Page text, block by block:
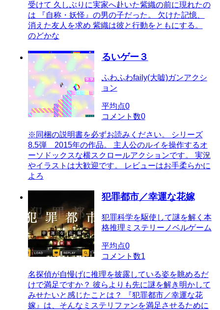
受けて 久しぶりに実家へ赴いた紫織の前に現れたの
は 『自称・妖怪』の男の子だった。 欠けた記憶、
消えた友人を求め 紫織は彼と行動をともにする。
のどかな
るいゲー３
ふわふわfaily(大嘘)ガンアクシ
ョン
平均点0
コメント数0
※同梱の説明書を必ずお読みください。 シリーズ
8.5弾 2015年の作品。 主人公のルイを操作するオ
ーソドックスな横スクロールアクションです。 実況
やイラストは大歓迎です。 レビューはお手柔らかに
よろ
犯罪都市／幸運な花嫁
犯罪科学を駆使して謎を解く本
格推理ミステリーノベルゲーム
平均点0
コメント数1
名探偵が自慢げに推理を披露している姿を眺めるだ
けで満足ですか？ 彼らよりも先に謎を解き明かして
みせたいと感じたことは？ 『犯罪都市／幸運な花
嫁』は、そんなミステリファンを満足させるために